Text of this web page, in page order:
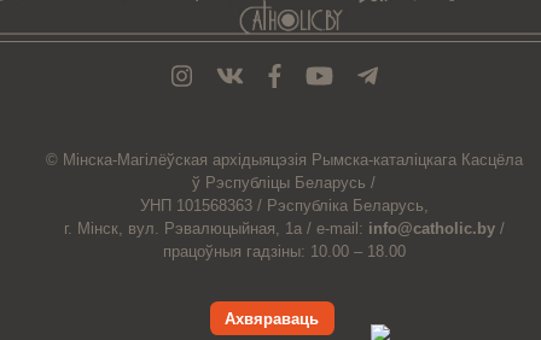
© Мiнска-Магiлёўская архiдыяцэзiя Рымска-каталіцкага Касцёла
ў Рэспубліцы Беларусь /
УНП 101568363 / Рэспубліка Беларусь,
г. Мінск, вул. Рэвалюцыйная, 1а / e-mail: info@catholic.by /
працоўныя гадзіны: 10.00 – 18.00
Ахвяраваць